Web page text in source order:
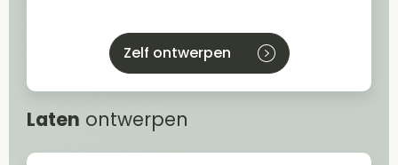
Zelf ontwerpen
Laten ontwerpen